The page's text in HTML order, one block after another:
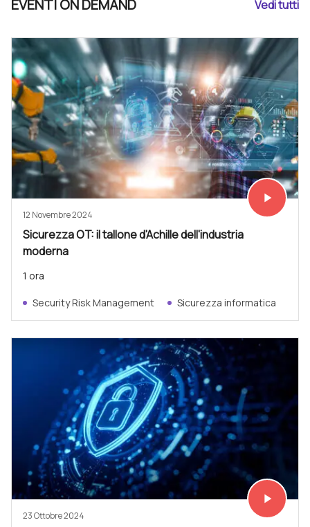
EVENTI ON DEMAND Vedi tutti
Vedi subito
play_arrow
12 Novembre 2024
Sicurezza OT: il tallone d'Achille dell'industria
moderna
1 ora
Security Risk Management Sicurezza informatica
Vedi subito
play_arrow
23 Ottobre 2024